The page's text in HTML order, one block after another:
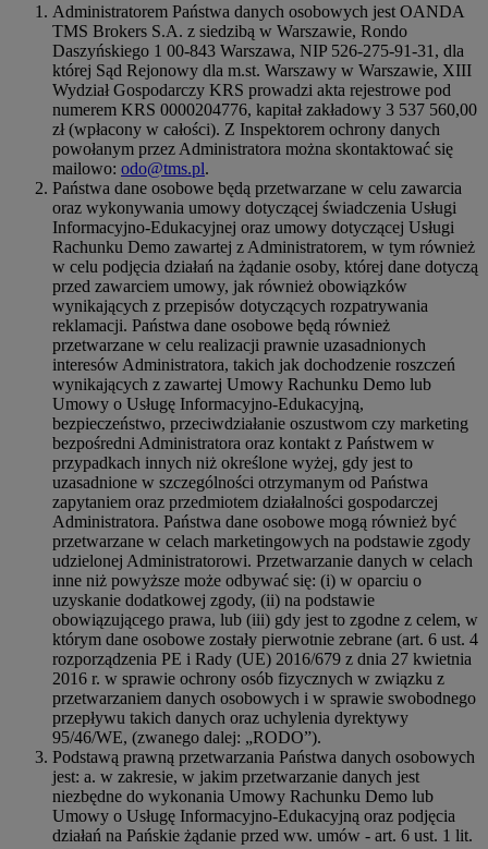
Administratorem Państwa danych osobowych jest OANDA
TMS Brokers S.A. z siedzibą w Warszawie, Rondo
Daszyńskiego 1 00-843 Warszawa, NIP 526-275-91-31, dla
której Sąd Rejonowy dla m.st. Warszawy w Warszawie, XIII
Wydział Gospodarczy KRS prowadzi akta rejestrowe pod
numerem KRS 0000204776, kapitał zakładowy 3 537 560,00
zł (wpłacony w całości). Z Inspektorem ochrony danych
powołanym przez Administratora można skontaktować się
mailowo: odo@tms.pl.
Państwa dane osobowe będą przetwarzane w celu zawarcia
oraz wykonywania umowy dotyczącej świadczenia Usługi
Informacyjno-Edukacyjnej oraz umowy dotyczącej Usługi
Rachunku Demo zawartej z Administratorem, w tym również
w celu podjęcia działań na żądanie osoby, której dane dotyczą
przed zawarciem umowy, jak również obowiązków
wynikających z przepisów dotyczących rozpatrywania
reklamacji. Państwa dane osobowe będą również
przetwarzane w celu realizacji prawnie uzasadnionych
interesów Administratora, takich jak dochodzenie roszczeń
wynikających z zawartej Umowy Rachunku Demo lub
Umowy o Usługę Informacyjno-Edukacyjną,
bezpieczeństwo, przeciwdziałanie oszustwom czy marketing
bezpośredni Administratora oraz kontakt z Państwem w
przypadkach innych niż określone wyżej, gdy jest to
uzasadnione w szczególności otrzymanym od Państwa
zapytaniem oraz przedmiotem działalności gospodarczej
Administratora. Państwa dane osobowe mogą również być
przetwarzane w celach marketingowych na podstawie zgody
udzielonej Administratorowi. Przetwarzanie danych w celach
inne niż powyższe może odbywać się: (i) w oparciu o
uzyskanie dodatkowej zgody, (ii) na podstawie
obowiązującego prawa, lub (iii) gdy jest to zgodne z celem, w
którym dane osobowe zostały pierwotnie zebrane (art. 6 ust. 4
rozporządzenia PE i Rady (UE) 2016/679 z dnia 27 kwietnia
2016 r. w sprawie ochrony osób fizycznych w związku z
przetwarzaniem danych osobowych i w sprawie swobodnego
przepływu takich danych oraz uchylenia dyrektywy
95/46/WE, (zwanego dalej: „RODO”).
Podstawą prawną przetwarzania Państwa danych osobowych
jest: a. w zakresie, w jakim przetwarzanie danych jest
niezbędne do wykonania Umowy Rachunku Demo lub
Umowy o Usługę Informacyjno-Edukacyjną oraz podjęcia
działań na Pańskie żądanie przed ww. umów - art. 6 ust. 1 lit.